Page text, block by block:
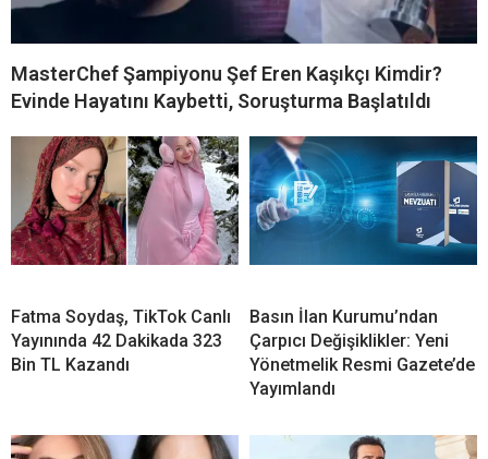
MasterChef Şampiyonu Şef Eren Kaşıkçı Kimdir?
Evinde Hayatını Kaybetti, Soruşturma Başlatıldı
Fatma Soydaş, TikTok Canlı
Yayınında 42 Dakikada 323
Bin TL Kazandı
Basın İlan Kurumu’ndan
Çarpıcı Değişiklikler: Yeni
Yönetmelik Resmi Gazete’de
Yayımlandı